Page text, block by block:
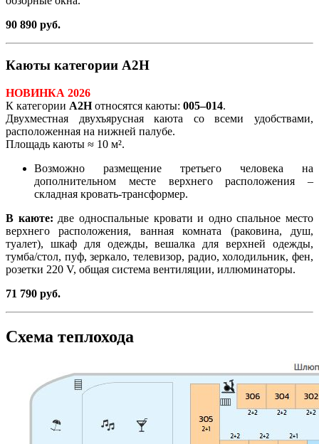
90 890 руб.
Каюты категории А2Н
НОВИНКА 2026
К категории А2Нотносятся каюты: 005–014.
Двухместная двухъярусная каюта со всеми удобствами,
расположенная на нижней палубе.
Площадь каюты ≈ 10 м².
Возможно размещение третьего человека на
дополнительном месте верхнего расположения –
складная кровать-трансформер.
В каюте: две односпальные кровати и одно спальное место
верхнего расположения, ванная комната (раковина, душ,
туалет), шкаф для одежды, вешалка для верхней одежды,
тумба/стол, пуф, зеркало, телевизор, радио, холодильник, фен,
розетки 220 V, общая система вентиляции, иллюминаторы.
71 790 руб.
Схема теплохода